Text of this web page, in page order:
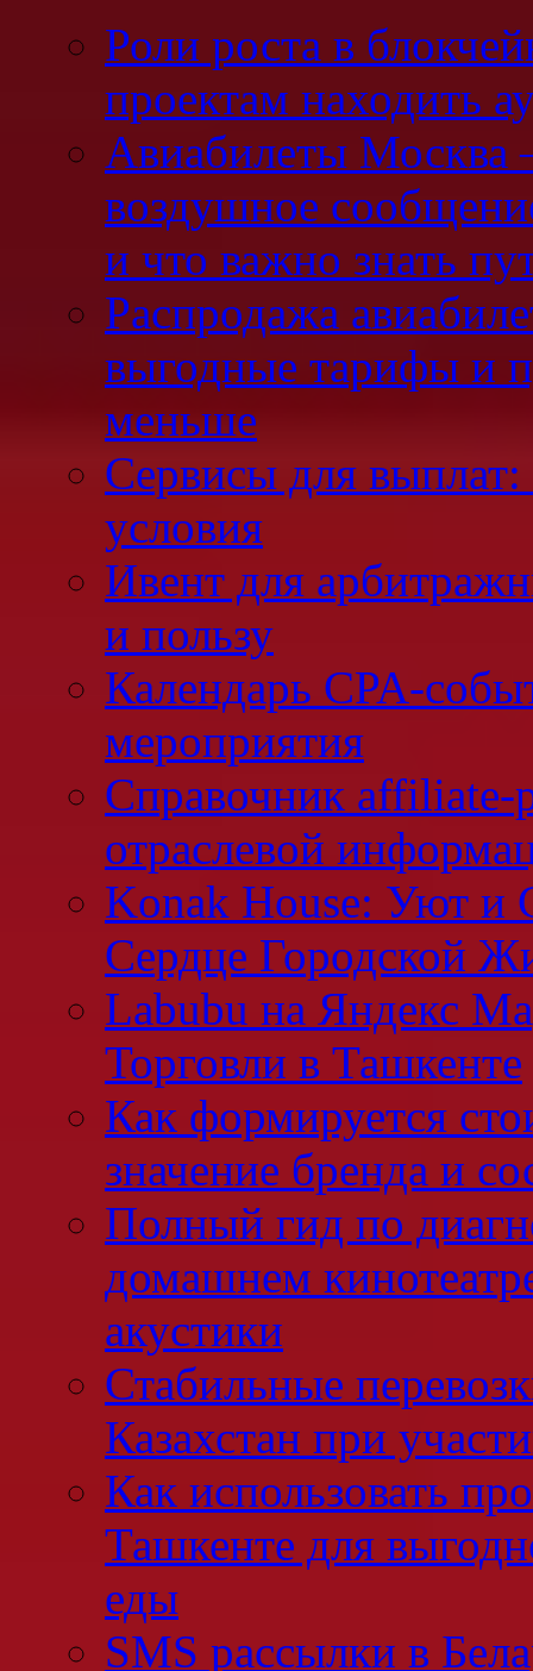
Роли роста в
проектам находить
Авиабилеты Москва
воздушное
и что важно знать
Распродажа
выгодные тарифы и
меньше
Сервисы для выплат:
условия
Ивент для
и пользу
Календарь CPA-
мероприятия
Справочник affiliate-
отраслевой
Konak House: Уют и
Сердце Городской
Labubu на Яндекс
Торговли в Ташкенте
Как формируется
значение бренда и
Полный гид по
домашнем
акустики
Стабильные
Казахстан при
Как использовать
Ташкенте для
еды
SMS рассылки в